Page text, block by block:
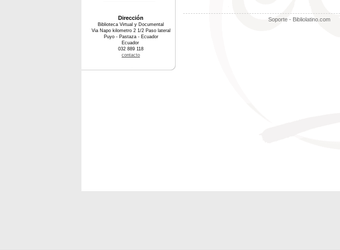
Soporte - Bibliolatino.com
Dirección
Biblioteca Virtual y Documental
Via Napo kilometro 2 1/2 Paso lateral
Puyo - Pastaza - Ecuador
Ecuador
032 889 118
contacto